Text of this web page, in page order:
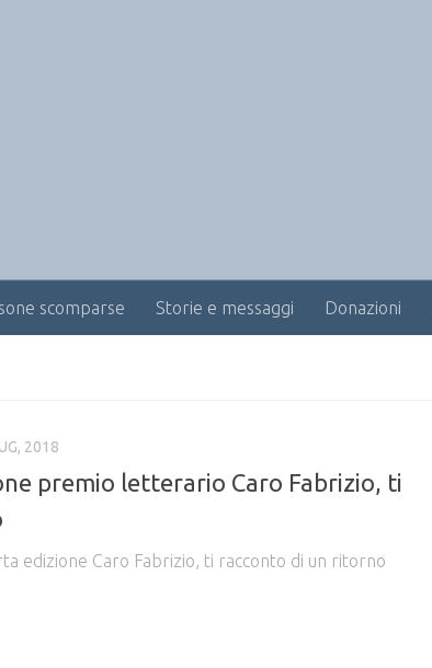
scomparse Storie e messaggi Donazioni
2018
premio letterario Caro Fabrizio, ti
edizione Caro Fabrizio, ti racconto di un ritorno